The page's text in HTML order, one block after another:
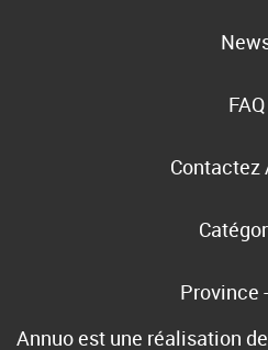
FAQ
Contactez
Province
Annuo est une réalisation de